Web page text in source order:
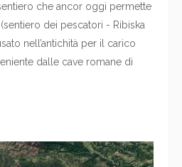
che ancor oggi permette
dei pescatori - Ribiska
nell’antichità per il carico
dalle cave romane di